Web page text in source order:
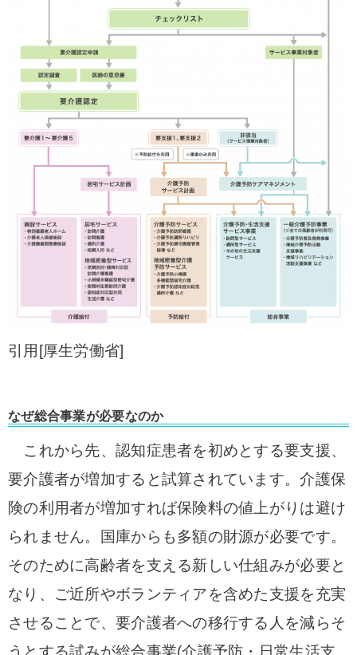
引用[厚生労働省]
なぜ総合事業が必要なのか
これから先、認知症患者を初めとする要支援、
要介護者が増加すると試算されています。介護保
険の利用者が増加すれば保険料の値上がりは避け
られません。国庫からも多額の財源が必要です。
そのために高齢者を支える新しい仕組みが必要と
なり、ご近所やボランティアを含めた支援を充実
させることで、要介護者への移行する人を減らそ
うとする試みが総合事業(介護予防・日常生活支